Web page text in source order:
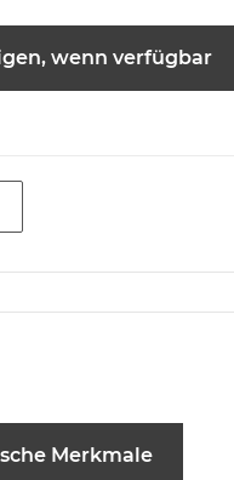
wenn verfügbar
Merkmale